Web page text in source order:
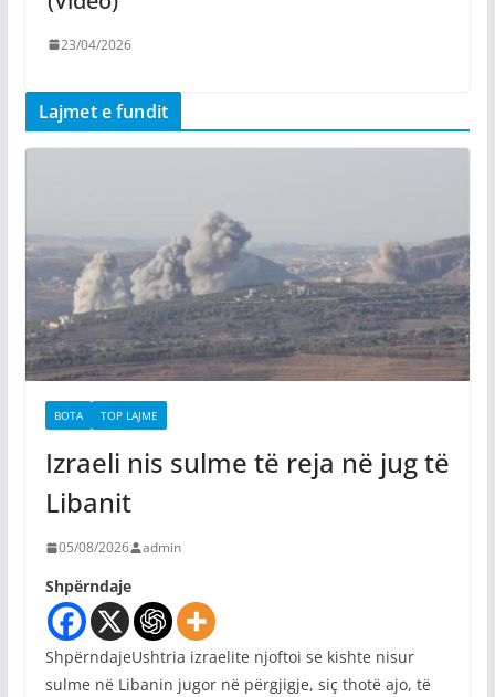
23/04/2026
Lajmet e fundit
BOTA TOP LAJME
Izraeli nis sulme të reja në jug të
Libanit
05/08/2026 admin
Shpërndaje
ShpërndajeUshtria izraelite njoftoi se kishte nisur
sulme në Libanin jugor në përgjigje, siç thotë ajo, të